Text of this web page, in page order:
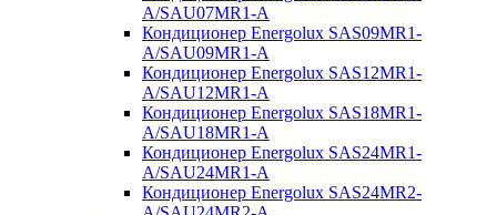
A/SAU07MR1-A
Кондиционер Energolux SAS09MR1-
A/SAU09MR1-A
Кондиционер Energolux SAS12MR1-
A/SAU12MR1-A
Кондиционер Energolux SAS18MR1-
A/SAU18MR1-A
Кондиционер Energolux SAS24MR1-
A/SAU24MR1-A
Кондиционер Energolux SAS24MR2-